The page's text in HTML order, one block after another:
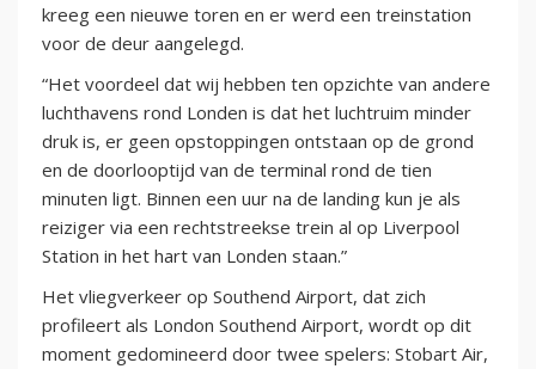
kreeg een nieuwe toren en er werd een treinstation
voor de deur aangelegd.
“Het voordeel dat wij hebben ten opzichte van andere
luchthavens rond Londen is dat het luchtruim minder
druk is, er geen opstoppingen ontstaan op de grond
en de doorlooptijd van de terminal rond de tien
minuten ligt. Binnen een uur na de landing kun je als
reiziger via een rechtstreekse trein al op Liverpool
Station in het hart van Londen staan.”
Het vliegverkeer op Southend Airport, dat zich
profileert als London Southend Airport, wordt op dit
moment gedomineerd door twee spelers: Stobart Air,